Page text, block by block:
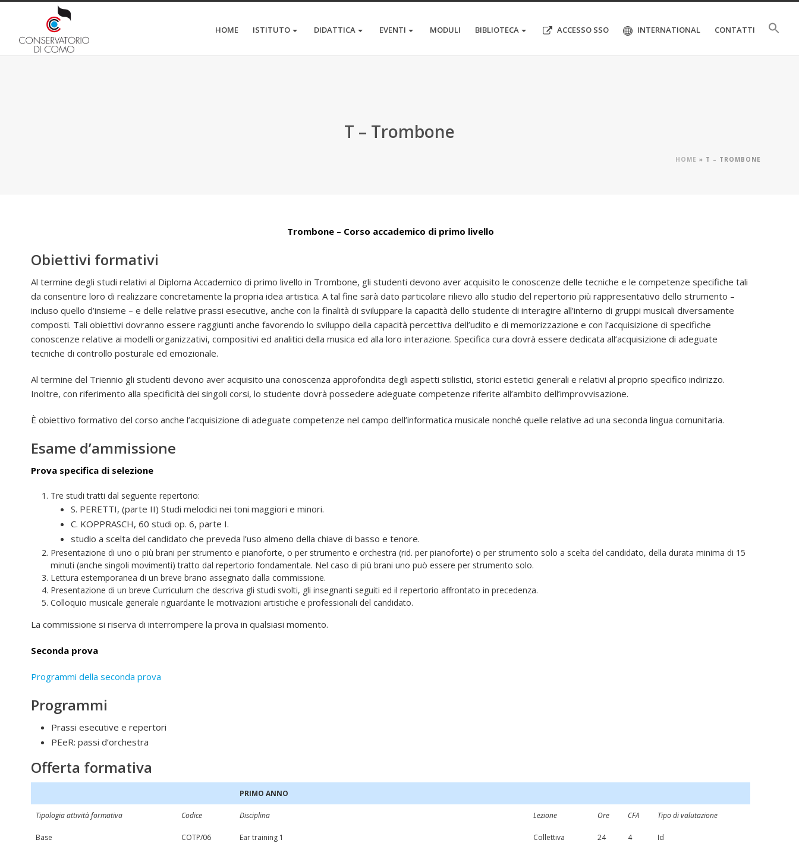
HOME ISTITUTO DIDATTICA EVENTI MODULI BIBLIOTECA ACCESSO SSO INTERNATIONAL CONTATTI
T – Trombone
HOME » T – TROMBONE
Trombone – Corso accademico di primo livello
Obiettivi formativi
Al termine degli studi relativi al Diploma Accademico di primo livello in Trombone, gli studenti devono aver acquisito le conoscenze delle tecniche e le competenze specifiche tali
da consentire loro di realizzare concretamente la propria idea artistica. A tal fine sarà dato particolare rilievo allo studio del repertorio più rappresentativo dello strumento –
incluso quello d’insieme – e delle relative prassi esecutive, anche con la finalità di sviluppare la capacità dello studente di interagire all’interno di gruppi musicali diversamente
composti. Tali obiettivi dovranno essere raggiunti anche favorendo lo sviluppo della capacità percettiva dell’udito e di memorizzazione e con l’acquisizione di specifiche
conoscenze relative ai modelli organizzativi, compositivi ed analitici della musica ed alla loro interazione. Specifica cura dovrà essere dedicata all’acquisizione di adeguate
tecniche di controllo posturale ed emozionale.
Al termine del Triennio gli studenti devono aver acquisito una conoscenza approfondita degli aspetti stilistici, storici estetici generali e relativi al proprio specifico indirizzo.
Inoltre, con riferimento alla specificità dei singoli corsi, lo studente dovrà possedere adeguate competenze riferite all’ambito dell’improvvisazione.
È obiettivo formativo del corso anche l’acquisizione di adeguate competenze nel campo dell’informatica musicale nonché quelle relative ad una seconda lingua comunitaria.
Esame d’ammissione
Prova specifica di selezione
Tre studi tratti dal seguente repertorio:
S. PERETTI, (parte II) Studi melodici nei toni maggiori e minori.
C. KOPPRASCH, 60 studi op. 6, parte I.
studio a scelta del candidato che preveda l’uso almeno della chiave di basso e tenore.
Presentazione di uno o più brani per strumento e pianoforte, o per strumento e orchestra (rid. per pianoforte) o per strumento solo a scelta del candidato, della durata minima di 15
minuti (anche singoli movimenti) tratto dal repertorio fondamentale. Nel caso di più brani uno può essere per strumento solo.
Lettura estemporanea di un breve brano assegnato dalla commissione.
Presentazione di un breve Curriculum che descriva gli studi svolti, gli insegnanti seguiti ed il repertorio affrontato in precedenza.
Colloquio musicale generale riguardante le motivazioni artistiche e professionali del candidato.
La commissione si riserva di interrompere la prova in qualsiasi momento.
Seconda prova
Programmi della seconda prova
Programmi
Prassi esecutive e repertori
PEeR: passi d’orchestra
Offerta formativa
PRIMO ANNO
Tipologia attività formativa Codice Disciplina Lezione Ore CFA Tipo di valutazione
Base COTP/06 Ear training 1 Collettiva 24 4 Id